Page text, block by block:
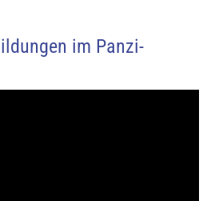
im Panzi-